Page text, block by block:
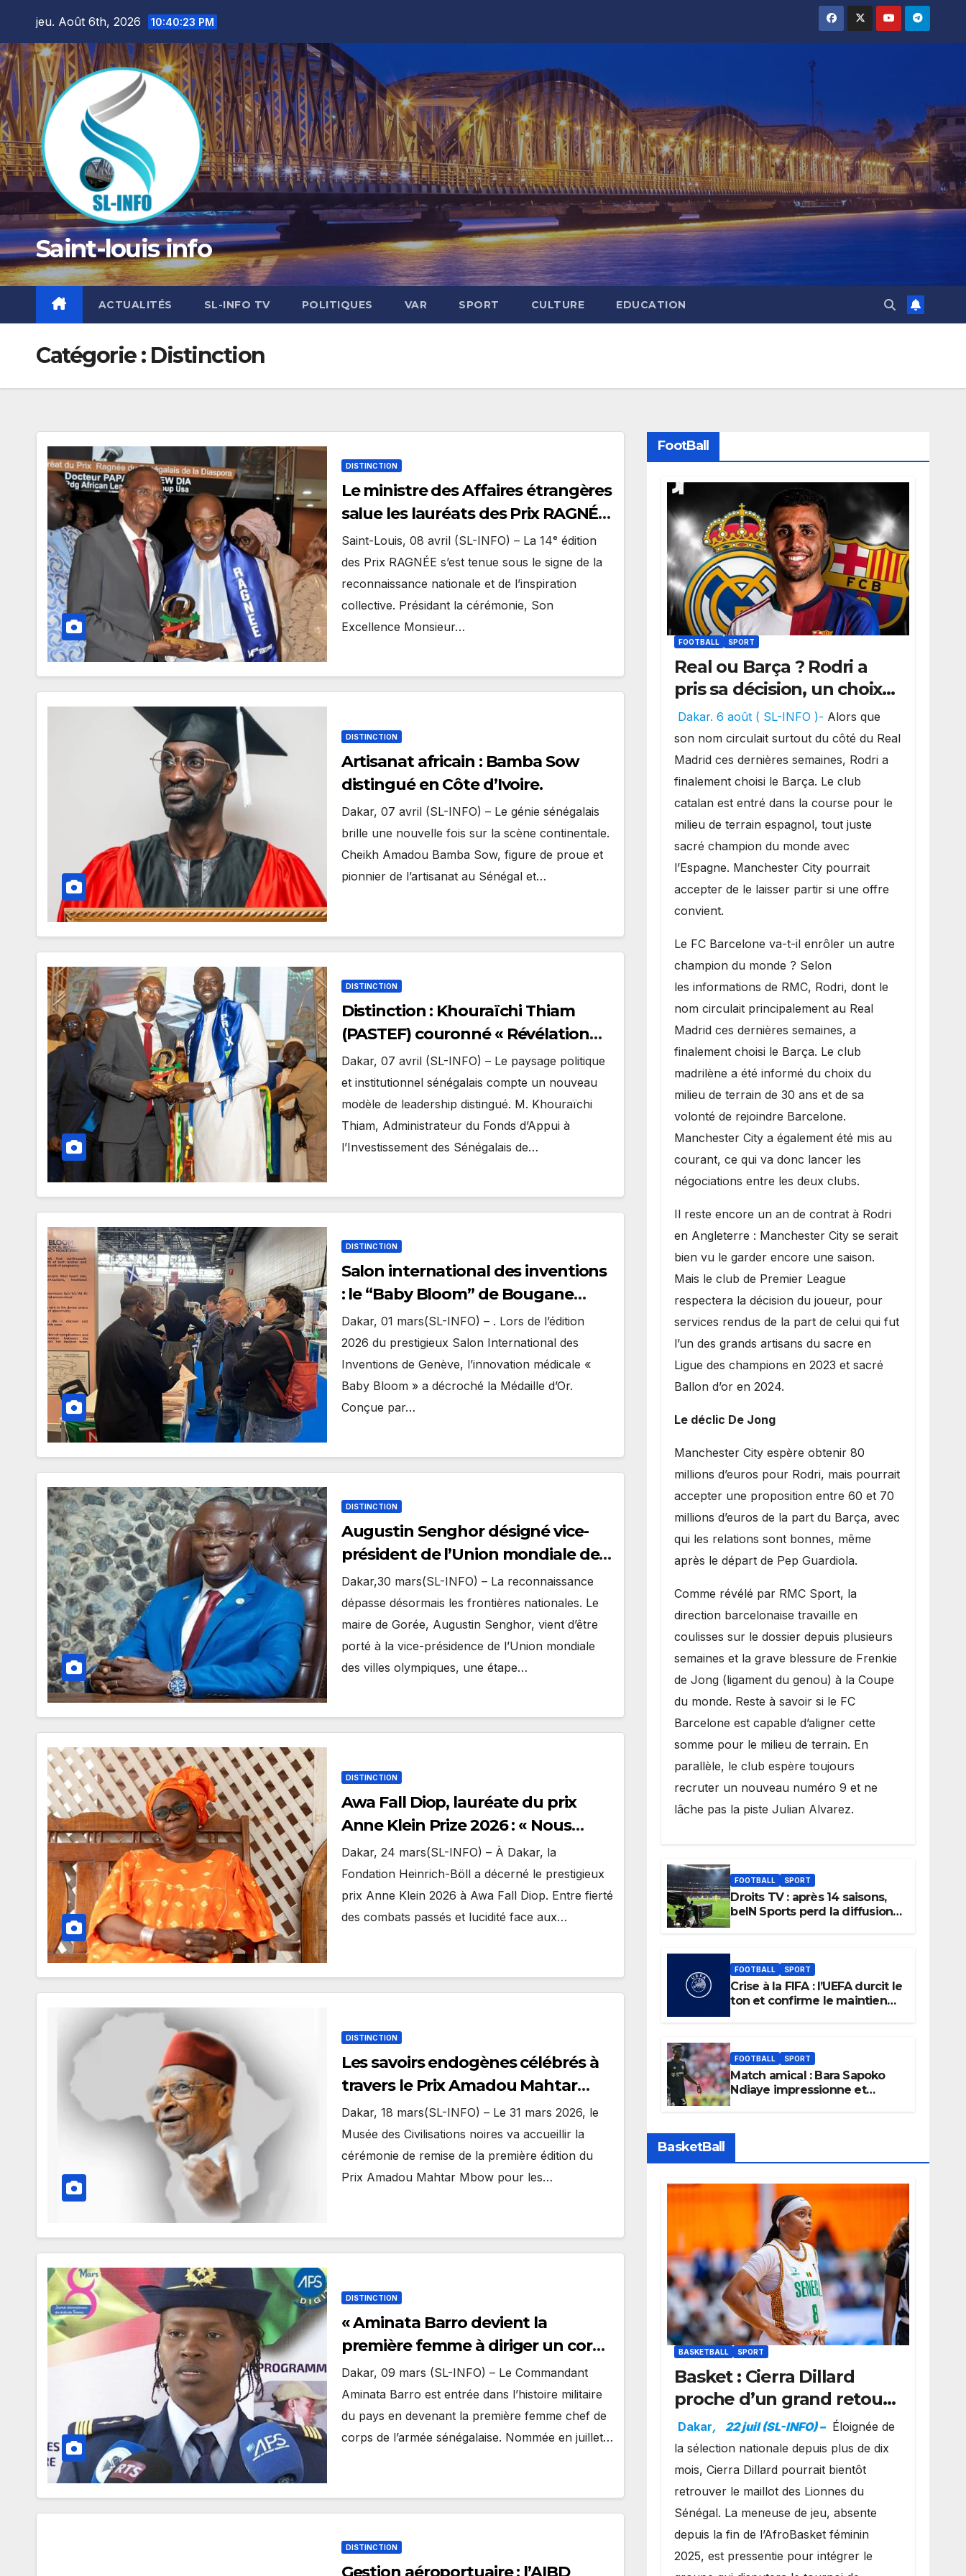
content
jeu. Août 6th, 2026 10:40:25 PM
Saint-louis info
ACTUALITÉS SL-INFO TV POLITIQUES VAR SPORT CULTURE EDUCATION
Catégorie : Distinction
DISTINCTION
Le ministre des Affaires étrangères
salue les lauréats des Prix RAGNÉE
et leurs parcours d’exception
Saint-Louis, 08 avril (SL-INFO) – La 14ᵉ édition
des Prix RAGNÉE s’est tenue sous le signe de la
reconnaissance nationale et de l’inspiration
collective. Présidant la cérémonie, Son
Excellence Monsieur…
DISTINCTION
Artisanat africain : Bamba Sow
distingué en Côte d’Ivoire.
Dakar, 07 avril (SL-INFO) – Le génie sénégalais
brille une nouvelle fois sur la scène continentale.
Cheikh Amadou Bamba Sow, figure de proue et
pionnier de l’artisanat au Sénégal et…
DISTINCTION
Distinction : Khouraïchi Thiam
(PASTEF) couronné « Révélation
politique » de l’année.
Dakar, 07 avril (SL-INFO) – Le paysage politique
et institutionnel sénégalais compte un nouveau
modèle de leadership distingué. M. Khouraïchi
Thiam, Administrateur du Fonds d’Appui à
l’Investissement des Sénégalais de…
DISTINCTION
Salon international des inventions
: le “Baby Bloom” de Bougane
Guéye Dany décroche l’or à
Genève
Dakar, 01 mars(SL-INFO) – . Lors de l’édition
2026 du prestigieux Salon International des
Inventions de Genève, l’innovation médicale «
Baby Bloom » a décroché la Médaille d’Or.
Conçue par…
DISTINCTION
Augustin Senghor désigné vice-
président de l’Union mondiale des
villes olympiques
Dakar,30 mars(SL-INFO) – La reconnaissance
dépasse désormais les frontières nationales. Le
maire de Gorée, Augustin Senghor, vient d’être
porté à la vice-présidence de l’Union mondiale
des villes olympiques, une étape…
DISTINCTION
Awa Fall Diop, lauréate du prix
Anne Klein Prize 2026 : « Nous
sommes à “bon”, nous devons aller
à “mieux” »
Dakar, 24 mars(SL-INFO) – À Dakar, la
Fondation Heinrich-Böll a décerné le prestigieux
prix Anne Klein 2026 à Awa Fall Diop. Entre fierté
des combats passés et lucidité face aux…
DISTINCTION
Les savoirs endogènes célébrés à
travers le Prix Amadou Mahtar
Mbow
Dakar, 18 mars(SL-INFO) – Le 31 mars 2026, le
Musée des Civilisations noires va accueillir la
cérémonie de remise de la première édition du
Prix Amadou Mahtar Mbow pour les…
DISTINCTION
« Aminata Barro devient la
première femme à diriger un corps
de l’armée sénégalaise »
Dakar, 09 mars (SL-INFO) – Le Commandant
Aminata Barro est entrée dans l’histoire militaire
du pays en devenant la première femme chef de
corps de l’armée sénégalaise. Nommée en juillet…
DISTINCTION
Gestion aéroportuaire : l’AIBD
FootBall
FOOTBALL SPORT
Real ou Barça ? Rodri a
pris sa décision, un choix
qui pourrait faire grand
bruit sur le marché des
transferts.
Dakar. 6 août ( SL-INFO )- Alors que
son nom circulait surtout du côté du Real
Madrid ces dernières semaines, Rodri a
finalement choisi le Barça. Le club
catalan est entré dans la course pour le
milieu de terrain espagnol, tout juste
sacré champion du monde avec
l’Espagne. Manchester City pourrait
accepter de le laisser partir si une offre
convient.
​Le FC Barcelone va-t-il enrôler un autre
champion du monde ? Selon
les informations de RMC, Rodri, dont le
nom circulait principalement au Real
Madrid ces dernières semaines, a
finalement choisi le Barça. Le club
madrilène a été informé du choix du
milieu de terrain de 30 ans et de sa
volonté de rejoindre Barcelone.
Manchester City a également été mis au
courant, ce qui va donc lancer les
négociations entre les deux clubs.
​Il reste encore un an de contrat à Rodri
en Angleterre : Manchester City se serait
bien vu le garder encore une saison.
Mais le club de Premier League
respectera la décision du joueur, pour
services rendus de la part de celui qui fut
l’un des grands artisans du sacre en
Ligue des champions en 2023 et sacré
Ballon d’or en 2024.
Le déclic De Jong
​Manchester City espère obtenir 80
millions d’euros pour Rodri, mais pourrait
accepter une proposition entre 60 et 70
millions d’euros de la part du Barça, avec
qui les relations sont bonnes, même
après le départ de Pep Guardiola.
​Comme révélé par RMC Sport, la
direction barcelonaise travaille en
coulisses sur le dossier depuis plusieurs
semaines et la grave blessure de Frenkie
de Jong (ligament du genou) à la Coupe
du monde. Reste à savoir si le FC
Barcelone est capable d’aligner cette
somme pour le milieu de terrain. En
parallèle, le club espère toujours
recruter un nouveau numéro 9 et ne
lâche pas la piste Julian Alvarez.
FOOTBALL SPORT
Droits TV : après 14 saisons,
beIN Sports perd la diffusion
FOOTBALL SPORT
Crise à la FIFA : l’UEFA durcit le
ton et confirme le maintien
FOOTBALL SPORT
Match amical : Bara Sapoko
Ndiaye impressionne et
BasketBall
BASKETBALL SPORT
Basket : Cierra Dillard
proche d’un grand retour
avec les Lionnes ?
Dakar, 22 juil (SL-INFO) – Éloignée de
la sélection nationale depuis plus de dix
mois, Cierra Dillard pourrait bientôt
retrouver le maillot des Lionnes du
Sénégal. La meneuse de jeu, absente
depuis la fin de l’AfroBasket féminin
2025, est pressentie pour intégrer le